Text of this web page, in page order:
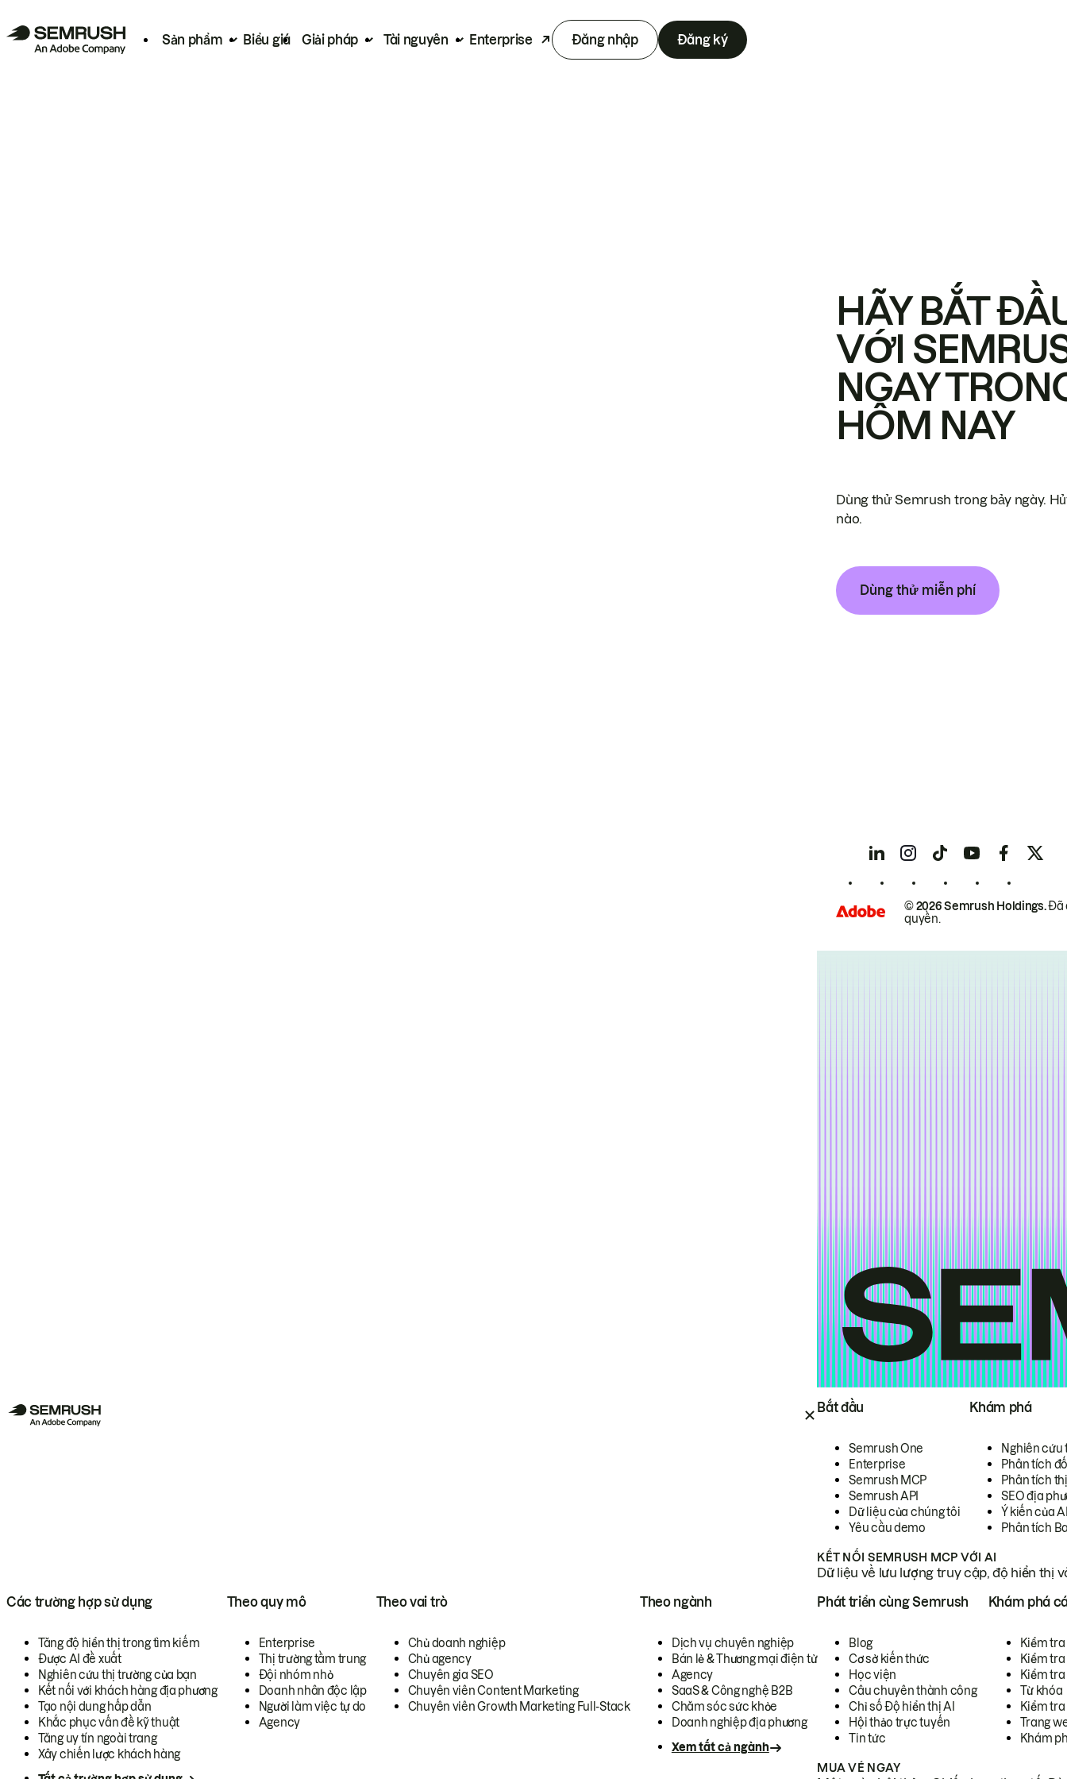
Sản phẩm Biểu giá Giải pháp Tài nguyên Enterprise Đăng nhập Đăng ký
Bắt đầu
Semrush One
Enterprise
Semrush MCP
Semrush API
Dữ liệu của chúng tôi
Yêu cầu demo
Khám phá
Nghiên cứu
Phân tích
Phân tích
SEO địa
Ý kiến của
Phân tích
KẾT NỐI SEMRUSH MCP VỚI AI
Dữ liệu về lưu lượng truy cập, độ hiển thị
Các trường hợp sử dụng
Tăng độ hiển thị trong tìm kiếm
Được AI đề xuất
Nghiên cứu thị trường của bạn
Kết nối với khách hàng địa phương
Tạo nội dung hấp dẫn
Khắc phục vấn đề kỹ thuật
Tăng uy tín ngoài trang
Xây chiến lược khách hàng
Theo quy mô
Enterprise
Thị trường tầm trung
Đội nhóm nhỏ
Doanh nhân độc lập
Người làm việc tự do
Agency
Theo vai trò
Chủ doanh nghiệp
Chủ agency
Chuyên gia SEO
Chuyên viên Content Marketing
Chuyên viên Growth Marketing Full-Stack
Theo ngành
Dịch vụ chuyên nghiệp
Bán lẻ & Thương mại điện tử
Agency
SaaS & Công nghệ B2B
Chăm sóc sức khỏe
Doanh nghiệp địa phương
Xem tất cả ngành
Phát triển cùng Semrush
Blog
Cơ sở kiến thức
Học viện
Câu chuyên thành công
Chỉ số Độ hiển thị AI
Hội thảo trực tuyến
Tin tức
Khám phá
Kiểm
Kiểm tra
Kiểm
Từ khóa
Kiểm
Trang
Khám
MUA VÉ NGAY
HÃY BẮT
VỚI
NGAY
HÔM NAY
Dùng thử Semrush trong bảy ngày.
nào.
Dùng thử miễn phí
© 2026 Semrush Holdings.Đã
quyền.